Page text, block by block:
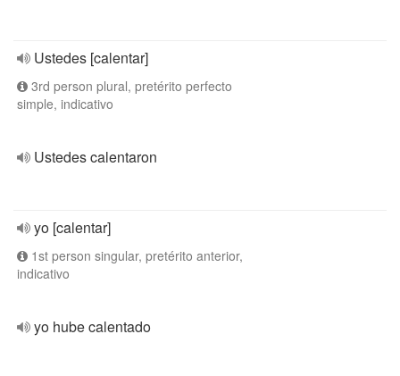
Ustedes [calentar]
3rd person plural, pretérito perfecto
simple, indicativo
Ustedes calentaron
yo [calentar]
1st person singular, pretérito anterior,
indicativo
yo hube calentado